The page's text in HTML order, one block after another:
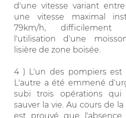
d'une vitesse variant
une vitesse maximal
79km/h, difficilement
l'utilisation d'une
lisière de zone boisée.
4 ) L'un des pompiers est
L'autre a été emmené
subi trois opérations
sauver la vie. Au cours de
est prouvé que